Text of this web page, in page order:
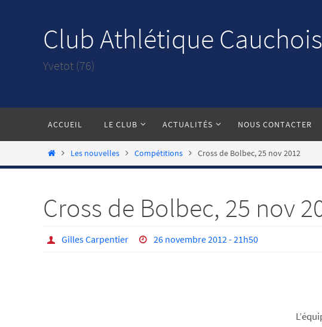
Club Athlétique Cauchois
Yvetot (76)
le
ACCUEIL LE CLUB ACTUALITÉS NOUS CONTACTER
HomeLes nouvelles Compétitions Cross de Bolbec, 25 nov 2012
Cross de Bolbec, 25 nov
Gilles Carpentier 26 novembre 2012 - 21h50